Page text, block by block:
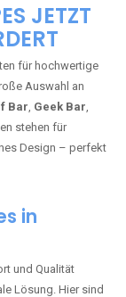
JETZT
für hochwertige
Auswahl an
Bar, Geek Bar,
stehen für
Design – perfekt
in
und Qualität
Lösung. Hier sind